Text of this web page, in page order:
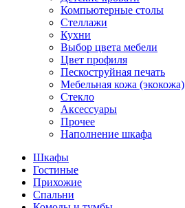
Компьютерные столы
Стеллажи
Кухни
Выбор цвета мебели
Цвет профиля
Пескоструйная печать
Мебельная кожа (экокожа)
Стекло
Аксессуары
Прочее
Наполнение шкафа
Шкафы
Гостиные
Прихожие
Спальни